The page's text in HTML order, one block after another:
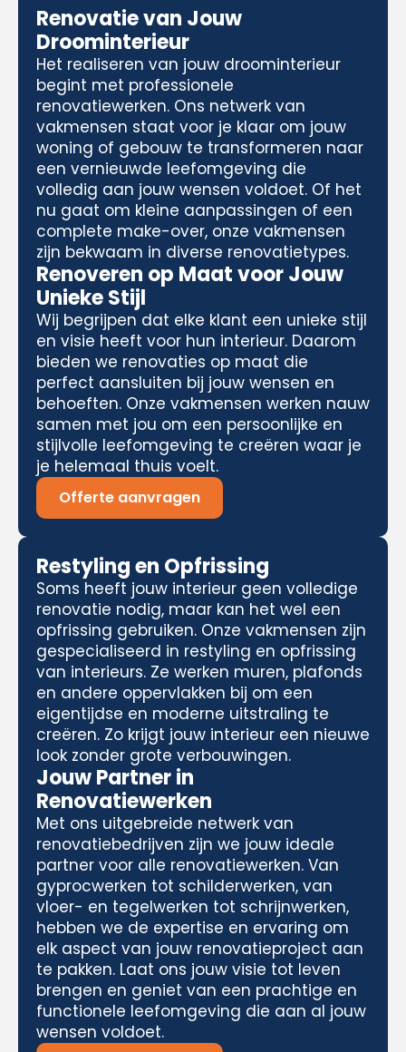
Renovatie van Jouw
Droominterieur
Het realiseren van jouw droominterieur
begint met professionele
renovatiewerken. Ons netwerk van
vakmensen staat voor je klaar om jouw
woning of gebouw te transformeren naar
een vernieuwde leefomgeving die
volledig aan jouw wensen voldoet. Of het
nu gaat om kleine aanpassingen of een
complete make-over, onze vakmensen
zijn bekwaam in diverse renovatietypes.
Renoveren op Maat voor Jouw
Unieke Stijl
Wij begrijpen dat elke klant een unieke stijl
en visie heeft voor hun interieur. Daarom
bieden we renovaties op maat die
perfect aansluiten bij jouw wensen en
behoeften. Onze vakmensen werken nauw
samen met jou om een persoonlijke en
stijlvolle leefomgeving te creëren waar je
je helemaal thuis voelt.
Offerte aanvragen
Restyling en Opfrissing
Soms heeft jouw interieur geen volledige
renovatie nodig, maar kan het wel een
opfrissing gebruiken. Onze vakmensen zijn
gespecialiseerd in restyling en opfrissing
van interieurs. Ze werken muren, plafonds
en andere oppervlakken bij om een
eigentijdse en moderne uitstraling te
creëren. Zo krijgt jouw interieur een nieuwe
look zonder grote verbouwingen.
Jouw Partner in
Renovatiewerken
Met ons uitgebreide netwerk van
renovatiebedrijven zijn we jouw ideale
partner voor alle renovatiewerken. Van
gyprocwerken tot schilderwerken, van
vloer- en tegelwerken tot schrijnwerken,
hebben we de expertise en ervaring om
elk aspect van jouw renovatieproject aan
te pakken. Laat ons jouw visie tot leven
brengen en geniet van een prachtige en
functionele leefomgeving die aan al jouw
wensen voldoet.